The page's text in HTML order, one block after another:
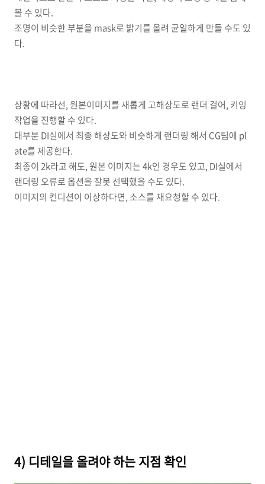
볼 수 있다.
조명이 비슷한 부분을 mask로 밝기를 올려 균일하게 만들 수도 있
다.
상황에 따라선, 원본이미지를 새롭게 고해상도로 랜더 걸어, 키잉
작업을 진행할 수 있다.
대부분 DI실에서 최종 해상도와 비슷하게 랜더링 해서 CG팀에 pl
ate를 제공한다.
최종이 2k라고 해도, 원본 이미지는 4k인 경우도 있고, DI실에서
랜더링 오류로 옵션을 잘못 선택했을 수도 있다.
이미지의 컨디션이 이상하다면, 소스를 재요청할 수 있다.
4) 디테일을 올려야 하는 지점 확인